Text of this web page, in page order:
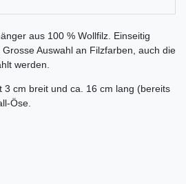
aus 100 % Wollfilz. Einseitig
Auswahl an Filzfarben, auch die
werden.
3 cm breit und ca. 16 cm lang (bereits
Öse.